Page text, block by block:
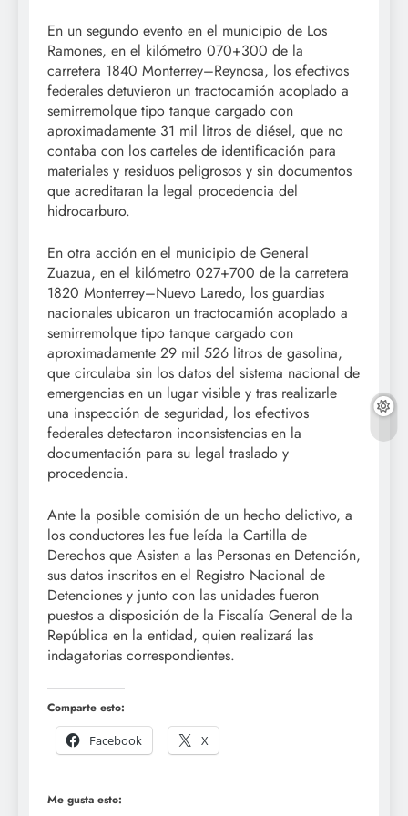
En un segundo evento en el municipio de Los
Ramones, en el kilómetro 070+300 de la
carretera 1840 Monterrey–Reynosa, los efectivos
federales detuvieron un tractocamión acoplado a
semirremolque tipo tanque cargado con
aproximadamente 31 mil litros de diésel, que no
contaba con los carteles de identificación para
materiales y residuos peligrosos y sin documentos
que acreditaran la legal procedencia del
hidrocarburo.
En otra acción en el municipio de General
Zuazua, en el kilómetro 027+700 de la carretera
1820 Monterrey–Nuevo Laredo, los guardias
nacionales ubicaron un tractocamión acoplado a
semirremolque tipo tanque cargado con
aproximadamente 29 mil 526 litros de gasolina,
que circulaba sin los datos del sistema nacional de
emergencias en un lugar visible y tras realizarle
una inspección de seguridad, los efectivos
federales detectaron inconsistencias en la
documentación para su legal traslado y
procedencia.
Ante la posible comisión de un hecho delictivo, a
los conductores les fue leída la Cartilla de
Derechos que Asisten a las Personas en Detención,
sus datos inscritos en el Registro Nacional de
Detenciones y junto con las unidades fueron
puestos a disposición de la Fiscalía General de la
República en la entidad, quien realizará las
indagatorias correspondientes.
Comparte esto:
Facebook
X
Me gusta esto: